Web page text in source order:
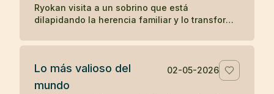
Ryokan visita a un sobrino que está
dilapidando la herencia familiar y lo transforma
la vida.
Lo más valioso del
mundo
02-05-2026